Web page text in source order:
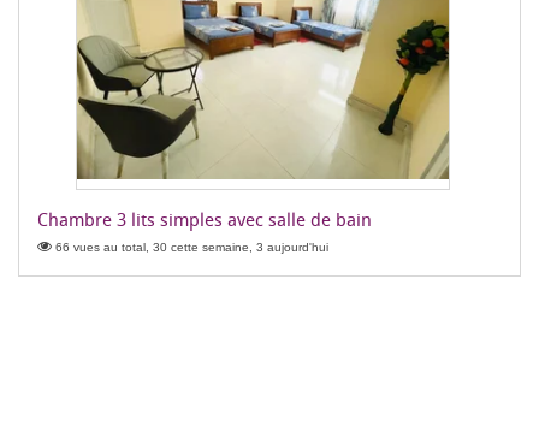
Chambre 3 lits simples avec salle de bain
66 vues au total, 30 cette semaine, 3 aujourd'hui